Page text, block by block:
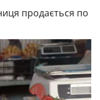
продається по